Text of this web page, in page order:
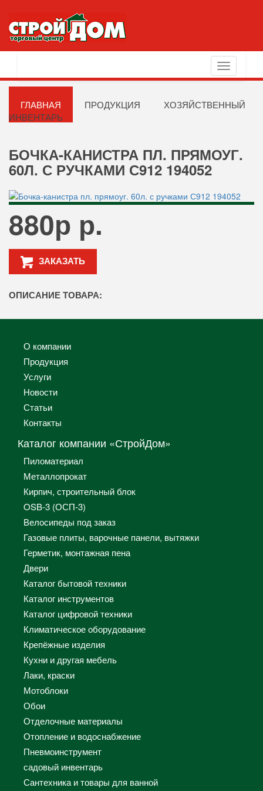
Toggle
navigation
ГЛАВНАЯ ПРОДУКЦИЯ
ХОЗЯЙСТВЕННЫЙ
ИНВЕНТАРЬ
БОЧКА-КАНИСТРА ПЛ. ПРЯМОУГ.
60Л. С РУЧКАМИ С912 194052
880р р.
ЗАКАЗАТЬ
ОПИСАНИЕ ТОВАРА:
О компании
Продукция
Услуги
Новости
Статьи
Контакты
Каталог компании «СтройДом»
Пиломатериал
Металлопрокат
Кирпич, строительный блок
OSB-3 (ОСП-3)
Велосипеды под заказ
Газовые плиты, варочные панели, вытяжки
Герметик, монтажная пена
Двери
Каталог бытовой техники
Каталог инструментов
Каталог цифровой техники
Климатическое оборудование
Крепёжные изделия
Кухни и другая мебель
Лаки, краски
Мотоблоки
Обои
Отделочные материалы
Отопление и водоснабжение
Пневмоинструмент
садовый инвентарь
Сантехника и товары для ванной